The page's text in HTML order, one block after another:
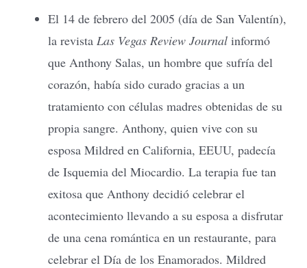
El 14 de febrero del 2005 (día de San Valentín),
la revista Las Vegas Review Journal informó
que Anthony Salas, un hombre que sufría del
corazón, había sido curado gracias a un
tratamiento con células madres obtenidas de su
propia sangre. Anthony, quien vive con su
esposa Mildred en California, EEUU, padecía
de Isquemia del Miocardio. La terapia fue tan
exitosa que Anthony decidió celebrar el
acontecimiento llevando a su esposa a disfrutar
de una cena romántica en un restaurante, para
celebrar el Día de los Enamorados. Mildred